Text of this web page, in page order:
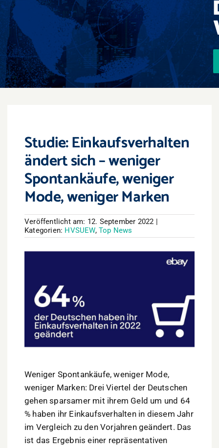
Events
Überregional
Jobs
Newsletter
Studie: Einkaufsverhalten
ändert sich – weniger
Spontankäufe, weniger
Mode, weniger Marken
Veröffentlicht am: 12. September 2022 |
Kategorien: HVSUEW,Top News
Weniger Spontankäufe, weniger Mode,
weniger Marken: Drei Viertel der Deutschen
gehen sparsamer mit ihrem Geld um und 64
% haben ihr Einkaufsverhalten in diesem Jahr
im Vergleich zu den Vorjahren geändert. Das
ist das Ergebnis einer repräsentativen